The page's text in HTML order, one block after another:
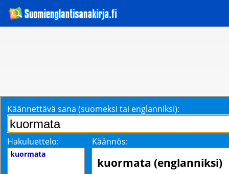
Käännettävä sana (suomeksi tai englanniksi):
Hakuluettelo: Käännös:
kuormata
kuormata (englanniksi)